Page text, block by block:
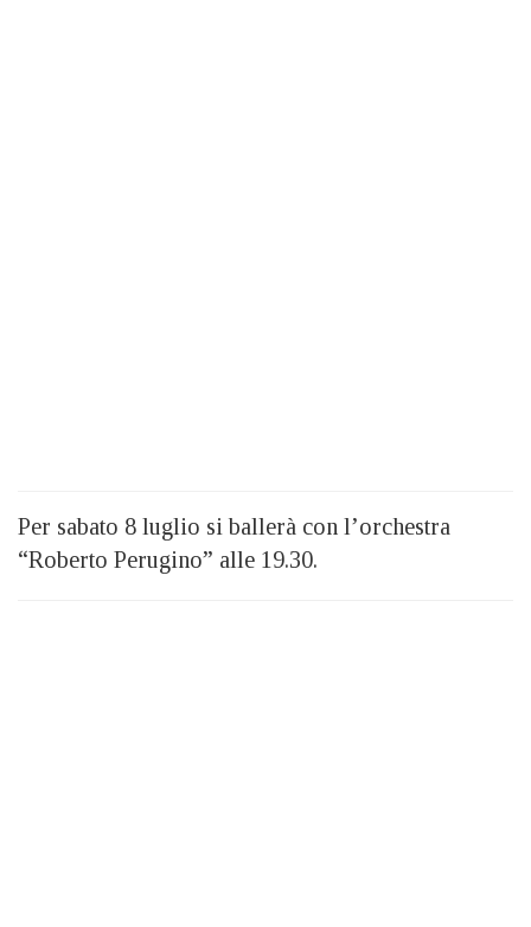
Per sabato 8 luglio si ballerà con l’orchestra
“Roberto Perugino” alle 19.30.